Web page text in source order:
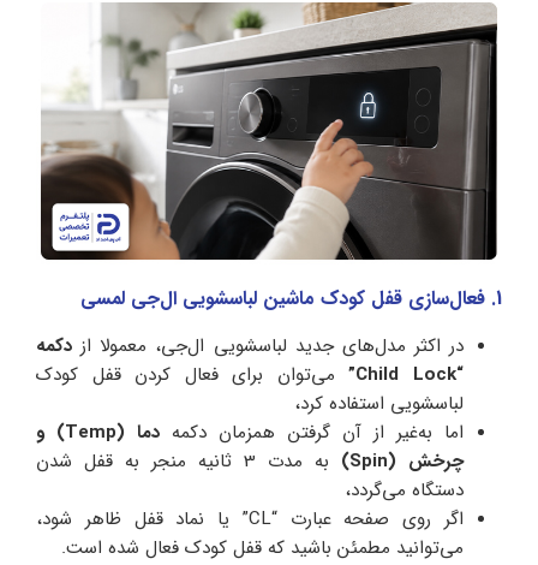
1. فعال‌سازی قفل کودک ماشین لباسشویی ال‌جی لمسی
در اکثر مدل‌های جدید لباسشویی ال‌جی، معمولا ازدکمه
“Child Lock”
می‌توان برای فعال کردن قفل کودک
لباسشویی استفاده کرد،
اما به‌غیر از آن گرفتن همزمان دکمه
دما (Temp) و
چرخش (Spin)
به مدت 3 ثانیه منجر به قفل شدن
دستگاه می‌گردد،
اگر روی صفحه عبارت “CL” یا نماد قفل ظاهر شود،
می‌توانید مطمئن باشید که قفل کودک فعال شده است.